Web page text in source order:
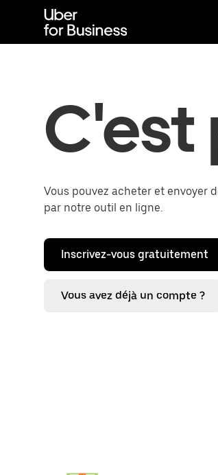
principal
C'est
Vous pouvez acheter et envoyer
par notre outil en ligne.
Inscrivez-vous gratuitement
Vous avez déjà un compte ?